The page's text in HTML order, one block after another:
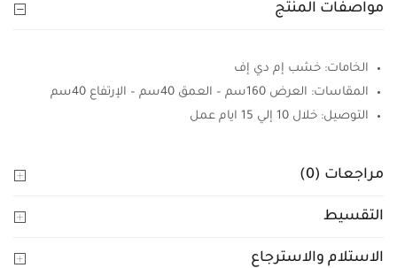
مواصفات المنتج
الخامات: خشب إم دي إف
المقاسات: العرض 160سم – العمق 40سم – الإرتفاع 40سم
التوصيل: خلال 10 إلي 15 ايام عمل
مراجعات (0)
التقسيط
الاستلام والاسترجاع